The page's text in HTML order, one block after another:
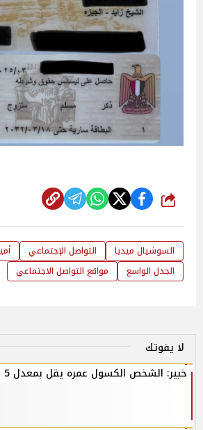
شارك
السوشيال ميديا التواصل الإجتماعي
الجدل الواسع
مواقع التواصل الاجتماعي
لا يفوتك
خبير: الشخص الكسول عمره يقل بمعدل 5 سنوات